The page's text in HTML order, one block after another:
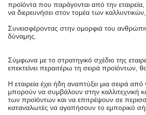
προϊόντα που παράγονται από την εταιρεία,
να διερευνήσει στον τομέα των καλλυντικών,
Συνεισφέροντας στην ομορφιά του
δύναμης.
Σύμφωνα με το στρατηγικό σχέδιο της
επεκτείνει περαιτέρω τη σειρά προϊόντων,
Η εταιρεία έχει ήδη αναπτύξει μια σειρά
μπορούν να συμβάλουν στην καλλιτεχνική
των προϊόντων και να επιτρέψουν σε
καταναλωτές να αγαπήσουν το εμπορικό